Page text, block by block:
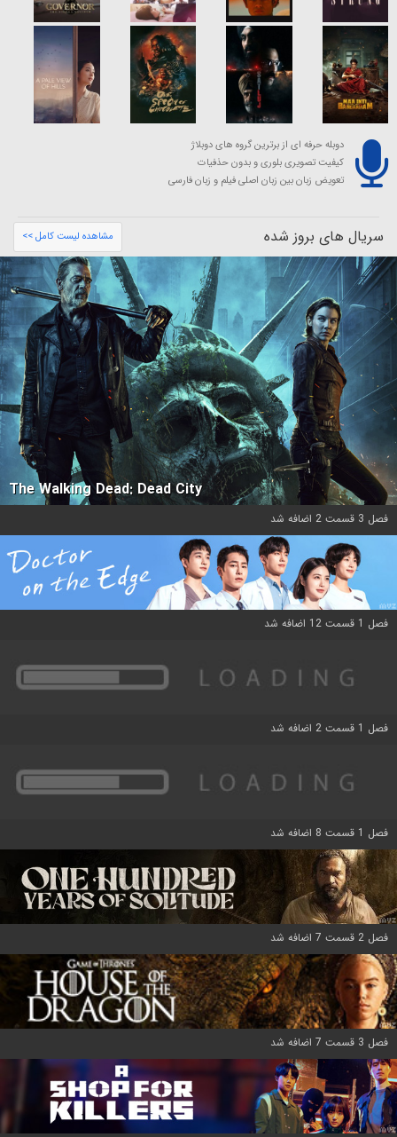
دوبله حرفه ای از برترین گروه های دوبلاژ
کیفیت تصویری بلوری و بدون حذفیات
تعویض زبان بین زبان اصلی فیلم و زبان فارسی
سریال های بروز شده مشاهده لیست کامل >>
The Walking Dead: Dead City
فصل 3 قسمت 2 اضافه شد
فصل 1 قسمت 12 اضافه شد
فصل 1 قسمت 2 اضافه شد
فصل 1 قسمت 8 اضافه شد
فصل 2 قسمت 7 اضافه شد
فصل 3 قسمت 7 اضافه شد